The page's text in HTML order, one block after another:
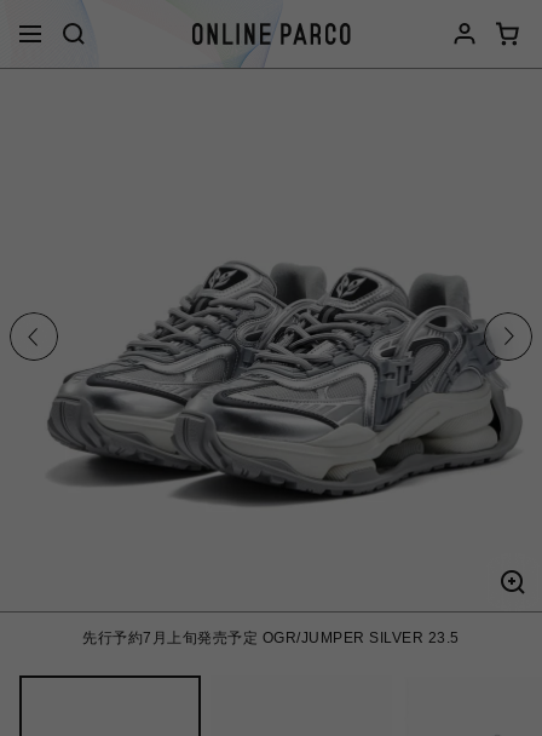
先行予約7月上旬発売予定 OGR/JUMPER SILVER 23.5